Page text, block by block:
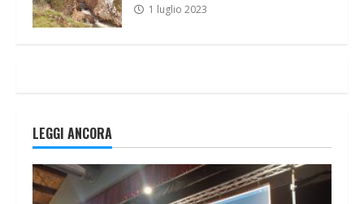
1 luglio 2023
LEGGI ANCORA